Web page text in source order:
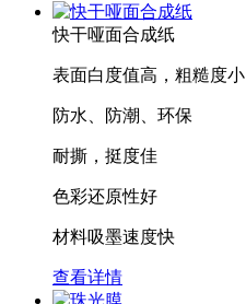
快干哑面合成纸
表面白度值高，粗糙度小
防水、防潮、环保
耐撕，挺度佳
色彩还原性好
材料吸墨速度快
查看详情